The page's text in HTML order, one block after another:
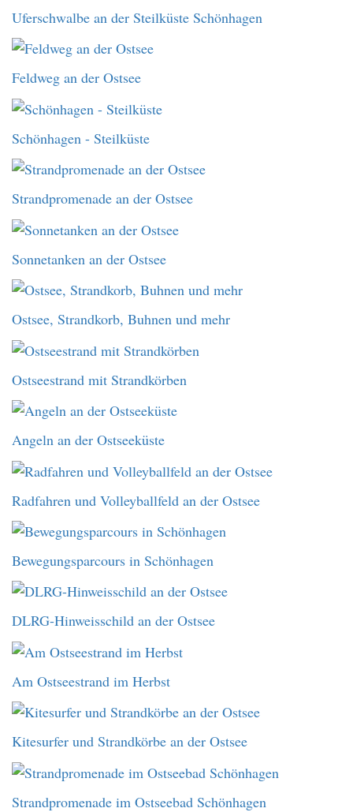
Uferschwalbe an der Steilküste Schönhagen
Feldweg an der Ostsee
Schönhagen - Steilküste
Strandpromenade an der Ostsee
Sonnetanken an der Ostsee
Ostsee, Strandkorb, Buhnen und mehr
Ostseestrand mit Strandkörben
Angeln an der Ostseeküste
Radfahren und Volleyballfeld an der Ostsee
Bewegungsparcours in Schönhagen
DLRG-Hinweisschild an der Ostsee
Am Ostseestrand im Herbst
Kitesurfer und Strandkörbe an der Ostsee
Strandpromenade im Ostseebad Schönhagen